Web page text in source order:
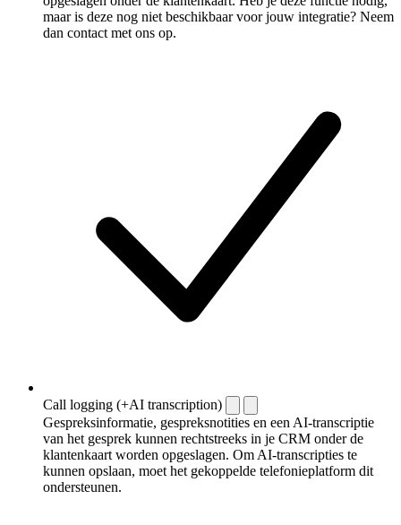
maar is deze nog niet beschikbaar voor jouw integratie? Neem
dan contact met ons op.
Call logging (+AI transcription)
Gespreksinformatie, gespreksnotities en een AI-transcriptie
van het gesprek kunnen rechtstreeks in je CRM onder de
klantenkaart worden opgeslagen. Om AI-transcripties te
kunnen opslaan, moet het gekoppelde telefonieplatform dit
ondersteunen.